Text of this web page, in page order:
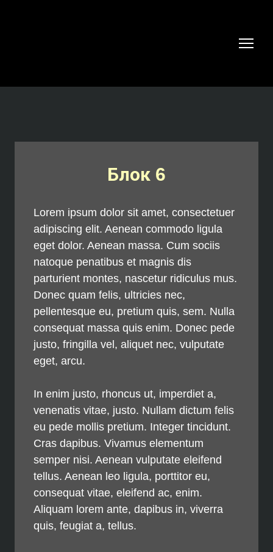
Блок 6
Lorem ipsum dolor sit amet, consectetuer
adipiscing elit. Aenean commodo ligula
eget dolor. Aenean massa. Cum sociis
natoque penatibus et magnis dis
parturient montes, nascetur ridiculus mus.
Donec quam felis, ultricies nec,
pellentesque eu, pretium quis, sem. Nulla
consequat massa quis enim. Donec pede
justo, fringilla vel, aliquet nec, vulputate
eget, arcu.
In enim justo, rhoncus ut, imperdiet a,
venenatis vitae, justo. Nullam dictum felis
eu pede mollis pretium. Integer tincidunt.
Cras dapibus. Vivamus elementum
semper nisi. Aenean vulputate eleifend
tellus. Aenean leo ligula, porttitor eu,
consequat vitae, eleifend ac, enim.
Aliquam lorem ante, dapibus in, viverra
quis, feugiat a, tellus.